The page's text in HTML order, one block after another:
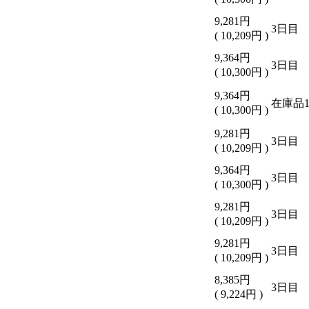
9,281 円
( 10,209円 )
3日目
9,364円
( 10,300円 )
3日目
9,364円
( 10,300円 )
在庫品
9,281 円
( 10,209円 )
3日目
9,364円
( 10,300円 )
3日目
9,281 円
( 10,209円 )
3日目
9,281 円
( 10,209円 )
3日目
8,385円
( 9,224円 )
3日目